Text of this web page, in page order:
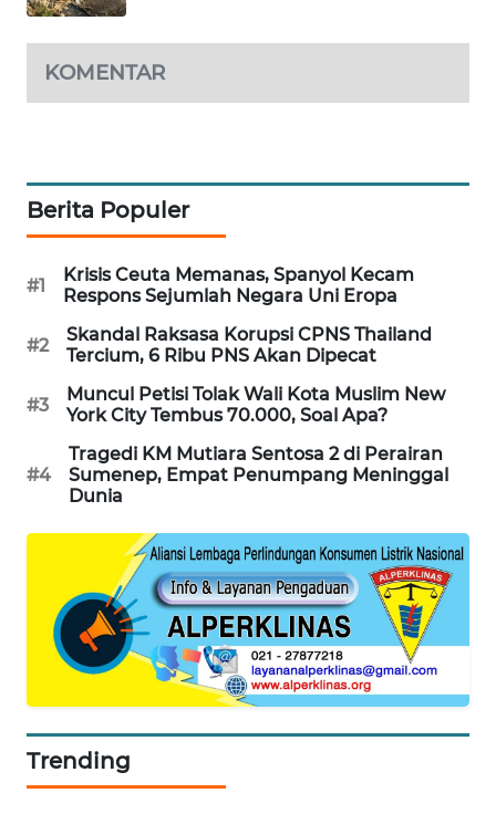
KOMENTAR
Berita Populer
#1
Krisis Ceuta Memanas, Spanyol Kecam
Respons Sejumlah Negara Uni Eropa
#2
Skandal Raksasa Korupsi CPNS Thailand
Tercium, 6 Ribu PNS Akan Dipecat
#3
Muncul Petisi Tolak Wali Kota Muslim New
York City Tembus 70.000, Soal Apa?
#4
Tragedi KM Mutiara Sentosa 2 di Perairan
Sumenep, Empat Penumpang Meninggal
Dunia
Trending
NEWS
KRT
JURNAL
NEWS
GARONGGANG
NEWS
FISUELRI
ID
CILEUNGSI
NEWS
NEWS